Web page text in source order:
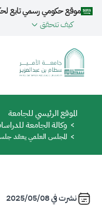
تجاوز إلى المحتوى الرئيسي
موقع حكومي رسمي تابع
كيف تتحقق
مسار التنقل
الموقع الرئيسي للجامعة
وكالة الجامعة
المجلس العلمي يعقد جلسته الـ 12 للعام
نشرت في2025/05/08